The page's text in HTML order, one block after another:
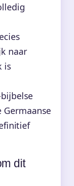
naar
is
dit